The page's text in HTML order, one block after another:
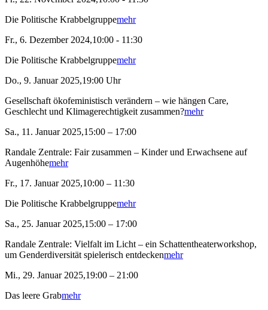
Die Politische Krabbelgruppemehr
Fr., 6. Dezember 2024,10:00 - 11:30
Die Politische Krabbelgruppemehr
Do., 9. Januar 2025,19:00 Uhr
Gesellschaft ökofeministisch verändern – wie hängen Care,
Geschlecht und Klimagerechtigkeit zusammen?mehr
Sa., 11. Januar 2025,15:00 – 17:00
Randale Zentrale: Fair zusammen – Kinder und Erwachsene auf
Augenhöhemehr
Fr., 17. Januar 2025,10:00 – 11:30
Die Politische Krabbelgruppemehr
Sa., 25. Januar 2025,15:00 – 17:00
Randale Zentrale: Vielfalt im Licht – ein Schattentheaterworkshop,
um Genderdiversität spielerisch entdeckenmehr
Mi., 29. Januar 2025,19:00 – 21:00
Das leere Grabmehr